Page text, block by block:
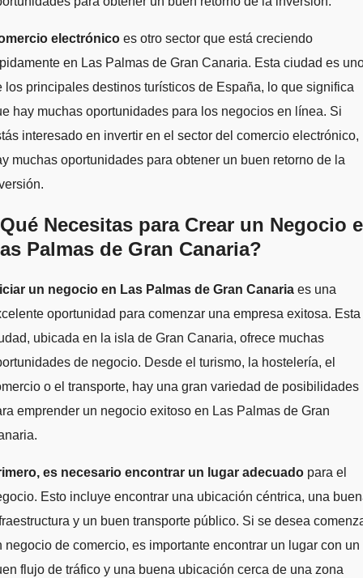
electrónico es otro sector que está creciendo
en Las Palmas de Gran Canaria. Esta ciudad es
los principales destinos turísticos de España, lo que significa
hay muchas oportunidades para los negocios en línea. Si
interesado en invertir en el sector del comercio electrónico,
muchas oportunidades para obtener un buen retorno de la
Necesitas para Crear un Negocio
Palmas de Gran Canaria?
un negocio en Las Palmas de Gran Canaria es una
oportunidad para comenzar una empresa exitosa. Esta
ubicada en la isla de Gran Canaria, ofrece muchas
de negocio. Desde el turismo, la hostelería, el
o el transporte, hay una gran variedad de posibilidades
emprender un negocio exitoso en Las Palmas de Gran
es necesario encontrar un lugar adecuado para el
Esto incluye encontrar una ubicación céntrica, una
y un buen transporte público. Si se desea
negocio de comercio, es importante encontrar un lugar con un
flujo de tráfico y una buena ubicación cerca de una zona